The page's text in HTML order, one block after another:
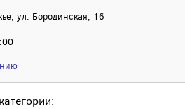
ул. Бородинская, 16